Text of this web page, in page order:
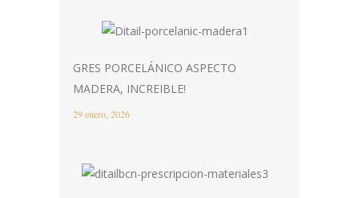
GRES PORCELÁNICO ASPECTO
MADERA, INCREIBLE!
29 enero, 2026